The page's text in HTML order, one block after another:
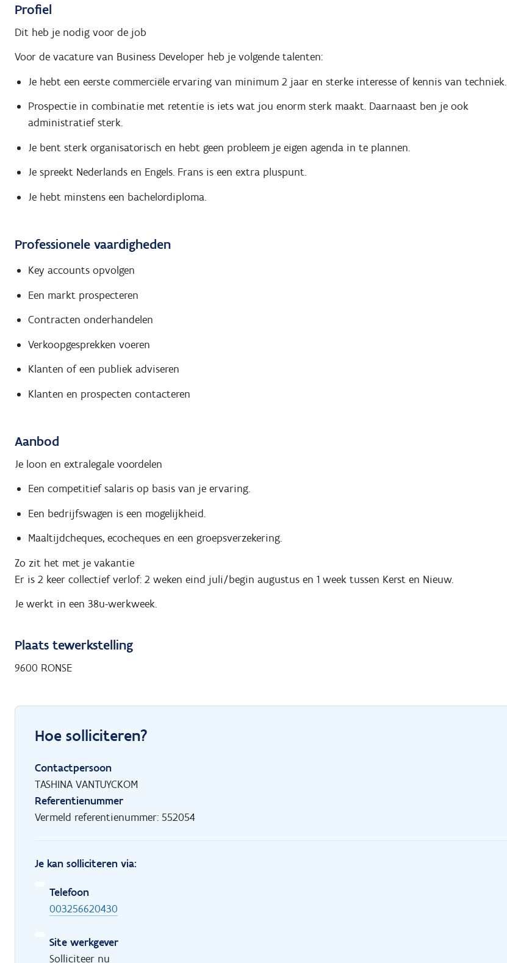
Profiel
Dit heb je nodig voor de job
Voor de vacature van Business Developer heb je volgende talenten:
Je hebt een eerste commerciële ervaring van minimum 2 jaar en sterke interesse of kennis van techniek.
Prospectie in combinatie met retentie is iets wat jou enorm sterk maakt. Daarnaast ben je ook
administratief sterk.
Je bent sterk organisatorisch en hebt geen probleem je eigen agenda in te plannen.
Je spreekt Nederlands en Engels. Frans is een extra pluspunt.
Je hebt minstens een bachelordiploma.
Professionele vaardigheden
Key accounts opvolgen
Een markt prospecteren
Contracten onderhandelen
Verkoopgesprekken voeren
Klanten of een publiek adviseren
Klanten en prospecten contacteren
Aanbod
Je loon en extralegale voordelen
Een competitief salaris op basis van je ervaring.
Een bedrijfswagen is een mogelijkheid.
Maaltijdcheques, ecocheques en een groepsverzekering.
Zo zit het met je vakantie
Er is 2 keer collectief verlof: 2 weken eind juli/begin augustus en 1 week tussen Kerst en Nieuw.
Je werkt in een 38u-werkweek.
Plaats tewerkstelling
9600 RONSE
Hoe solliciteren?
Contactpersoon
TASHINA VANTUYCKOM
Referentienummer
Vermeld referentienummer: 552054
Je kan solliciteren via:
Telefoon
003256620430
Site werkgever
Solliciteer nu